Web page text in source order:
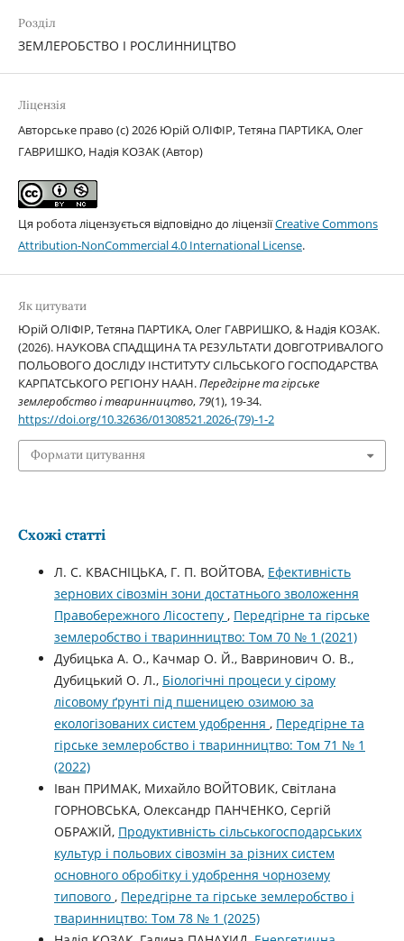
Розділ
ЗЕМЛЕРОБСТВО І РОСЛИННИЦТВО
Ліцензія
Авторське право (c) 2026 Юрій ОЛІФІР, Тетяна ПАРТИКА, Олег
ГАВРИШКО, Надія КОЗАК (Автор)
Ця робота ліцензується відповідно до ліцензіїCreative Commons
Attribution-NonCommercial 4.0 International License.
Як цитувати
Юрій ОЛІФІР, Тетяна ПАРТИКА, Олег ГАВРИШКО, & Надія КОЗАК.
(2026). НАУКОВА СПАДЩИНА ТА РЕЗУЛЬТАТИ ДОВГОТРИВАЛОГО
ПОЛЬОВОГО ДОСЛІДУ ІНСТИТУТУ СІЛЬСЬКОГО ГОСПОДАРСТВА
КАРПАТСЬКОГО РЕГІОНУ НААН.Передгірне та гірське
землеробство і тваринництво, 79(1), 19-34.
https://doi.org/10.32636/01308521.2026-(79)-1-2
Формати цитування
Схожі статті
Л. С. КВАСНІЦЬКА, Г. П. ВОЙТОВА, Ефективність
зернових сівозмін зони достатнього зволоження
Правобережного Лісостепу , Передгірне та гірське
землеробство і тваринництво: Том 70 № 1 (2021)
Дубицька А. О., Качмар О. Й., Вавринович О. В.,
Дубицький О. Л., Біологічні процеси у сірому
лісовому ґрунті під пшеницею озимою за
екологізованих систем удобрення , Передгірне та
гірське землеробство і тваринництво: Том 71 № 1
(2022)
Іван ПРИМАК, Михайло ВОЙТОВИК, Світлана
ГОРНОВСЬКА, Олександр ПАНЧЕНКО, Сергій
ОБРАЖІЙ, Продуктивність сільськогосподарських
культур і польових сівозмін за різних систем
основного обробітку і удобрення чорнозему
типового , Передгірне та гірське землеробство і
тваринництво: Том 78 № 1 (2025)